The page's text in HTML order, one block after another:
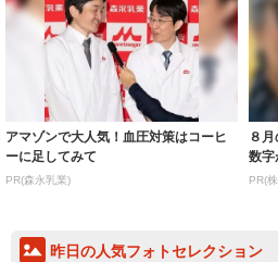
アマゾンで大人気！血圧対策はコーヒ
ーに足してみて
PR(森永乳業)
８
数字
PR(
昨日の人気フォトセレクション